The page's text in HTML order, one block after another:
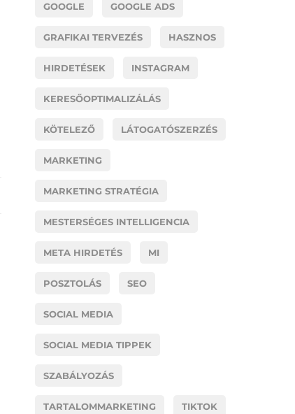
GOOGLE GOOGLE ADS
GRAFIKAI TERVEZÉS HASZNOS
HIRDETÉSEK INSTAGRAM
KERESŐOPTIMALIZÁLÁS
KÖTELEZŐ LÁTOGATÓSZERZÉS
MARKETING
MARKETING STRATÉGIA
MESTERSÉGES INTELLIGENCIA
META HIRDETÉS MI
POSZTOLÁS SEO
SOCIAL MEDIA
SOCIAL MEDIA TIPPEK
SZABÁLYOZÁS
TARTALOMMARKETING TIKTOK